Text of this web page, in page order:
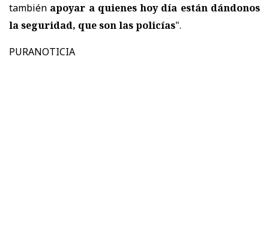
también apoyar a quienes hoy día están dándonos
la seguridad, que son las policías".
PURANOTICIA